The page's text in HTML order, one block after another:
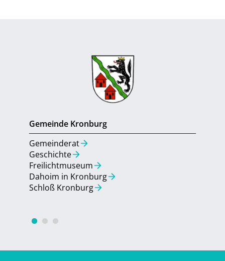
Gemeinde Kronburg
Gemeinderat
Geschichte
Freilichtmuseum
Dahoim in Kronburg
Schloß Kronburg